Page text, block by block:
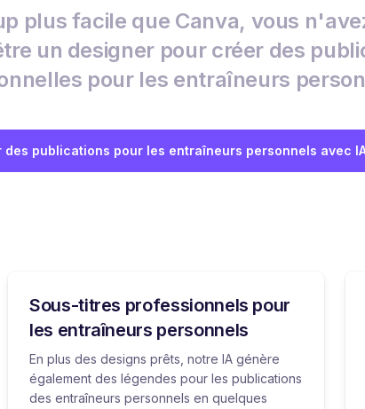
plus facile que Canva, vous
un designer pour créer des
pour les entraîneurs
des publications pour les entraîneurs personnels avec
Sous-titres professionnels pour
les entraîneurs personnels
En plus des designs prêts, notre IA génère
également des légendes pour les publications
des entraîneurs personnels en quelques